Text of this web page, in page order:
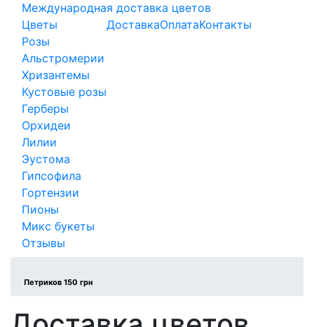
Международная доставка цветов
Цветы
Розы
Альстромерии
Хризантемы
Кустовые розы
Герберы
Орхидеи
Лилии
Эустома
Гипсофила
Гортензии
Пионы
Микс букеты
ДоставкаОплатаКонтакты
Отзывы
Петриков 150 грн